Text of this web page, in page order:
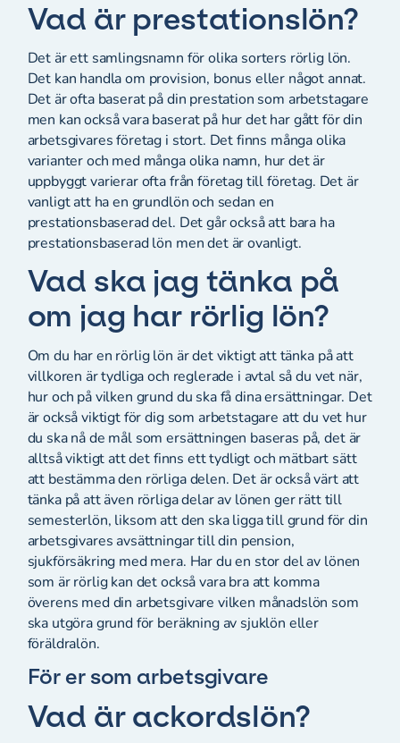
Vad är prestationslön?
Det är ett samlingsnamn för olika sorters rörlig lön.
Det kan handla om provision, bonus eller något annat.
Det är ofta baserat på din prestation som arbetstagare
men kan också vara baserat på hur det har gått för din
arbetsgivares företag i stort. Det finns många olika
varianter och med många olika namn, hur det är
uppbyggt varierar ofta från företag till företag. Det är
vanligt att ha en grundlön och sedan en
prestationsbaserad del. Det går också att bara ha
prestationsbaserad lön men det är ovanligt.
Vad ska jag tänka på
om jag har rörlig lön?
Om du har en rörlig lön är det viktigt att tänka på att
villkoren är tydliga och reglerade i avtal så du vet när,
hur och på vilken grund du ska få dina ersättningar. Det
är också viktigt för dig som arbetstagare att du vet hur
du ska nå de mål som ersättningen baseras på, det är
alltså viktigt att det finns ett tydligt och mätbart sätt
att bestämma den rörliga delen. Det är också värt att
tänka på att även rörliga delar av lönen ger rätt till
semesterlön, liksom att den ska ligga till grund för din
arbetsgivares avsättningar till din pension,
sjukförsäkring med mera. Har du en stor del av lönen
som är rörlig kan det också vara bra att komma
överens med din arbetsgivare vilken månadslön som
ska utgöra grund för beräkning av sjuklön eller
föräldralön.
För er som arbetsgivare
Vad är ackordslön?